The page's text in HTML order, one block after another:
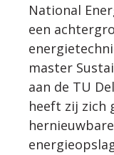
UW PROJECT
CONTACT
National
een
master
aan de TU
heeft zij zich